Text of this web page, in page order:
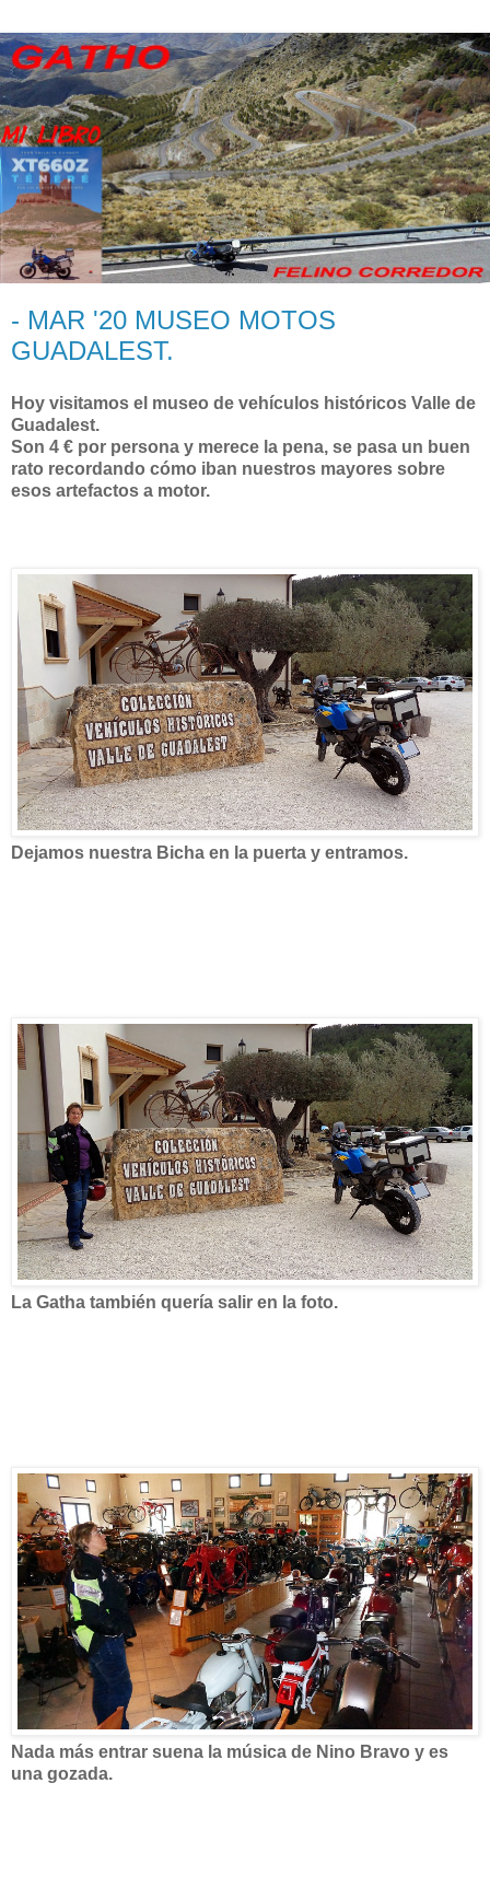
- MAR '20 MUSEO MOTOS
GUADALEST.
Hoy visitamos el museo de vehículos históricos Valle de
Guadalest.
Son 4 € por persona y merece la pena, se pasa un buen
rato recordando cómo iban nuestros mayores sobre
esos artefactos a motor.
Dejamos nuestra Bicha en la puerta y entramos.
La Gatha también quería salir en la foto.
Nada más entrar suena la música de Nino Bravo y es
una gozada.